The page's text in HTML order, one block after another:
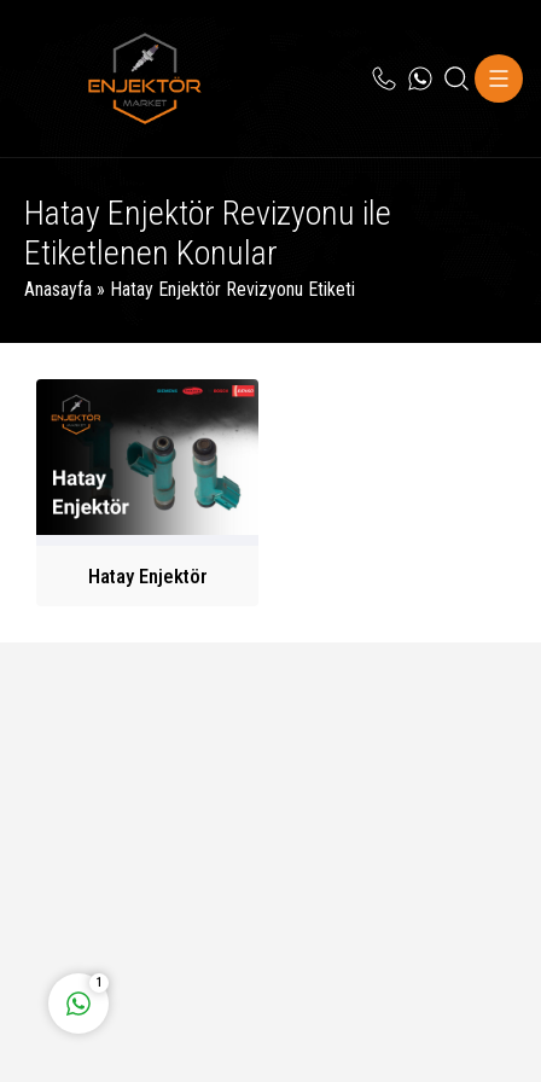
Hatay Enjektör Revizyonu ile
Etiketlenen Konular
Anasayfa » Hatay Enjektör Revizyonu Etiketi
Hatay Enjektör
1